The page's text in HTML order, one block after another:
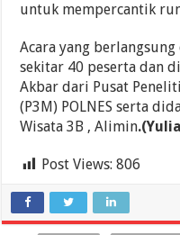
untuk mempercantik
Acara yang
sekitar 40 peserta dan
Akbar dari Pusat
(P3M) POLNES serta
Wisata 3B , Alimin
Post Views: 806